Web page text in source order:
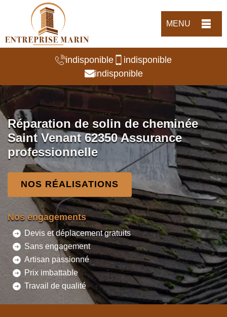
MENU
indisponible
indisponible
indisponible
Réparation de solin de cheminée
Saint Venant 62350 Assurance
professionnelle
NOS RÉALISATIONS
Nos engagements
Devis et déplacement gratuits
Sans engagement
Artisan passionné
Prix imbattable
Travail de qualité